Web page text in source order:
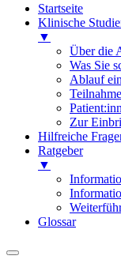
Startseite
Klinische
▼
Über die
Was Sie
Ablauf
Zur
Hilfreiche
Ratgeber
▼
Glossar